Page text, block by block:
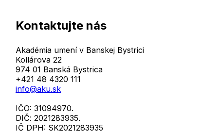
Kontaktujte nás
Akadémia umení v Banskej Bystrici
Kollárova 22
974 01 Banská Bystrica
+421 48 4320 111
info@aku.sk
IČO: 31094970.
DIČ: 2021283935.
IČ DPH: SK2021283935